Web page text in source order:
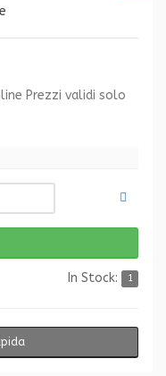
Prezzi validi solo
In Stock: 1